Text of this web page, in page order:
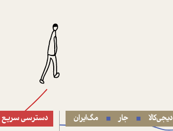
دیجی‌کالا جار مگ‌ایران دسترسی سریع